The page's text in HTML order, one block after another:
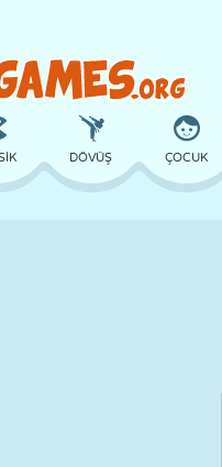
DÖVÜŞ ÇOCUK